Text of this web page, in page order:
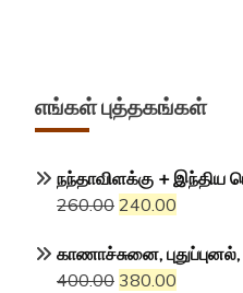
எங்கள் புத்தகங்கள்
நந்தாவிளக்கு +
260.00 Original
was:
₹260.00.
240.00
is:
காணாச்சுனை,
400.00 Original
380.00